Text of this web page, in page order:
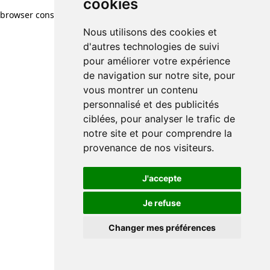
cookies
Nous utilisons des cookies et
d'autres technologies de suivi
pour améliorer votre expérience
de navigation sur notre site, pour
vous montrer un contenu
personnalisé et des publicités
ciblées, pour analyser le trafic de
notre site et pour comprendre la
provenance de nos visiteurs.
J'accepte
Je refuse
Changer mes préférences
browser console for more information)